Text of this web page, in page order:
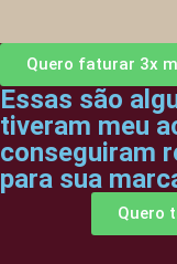
Quero faturar 3x
Essas são
tiveram meu
conseguiram
para sua
Quero